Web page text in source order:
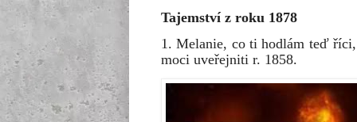
Tajemství z roku 1878
1. Melanie, co ti hodlám teď
moci uveřejniti r. 1858.